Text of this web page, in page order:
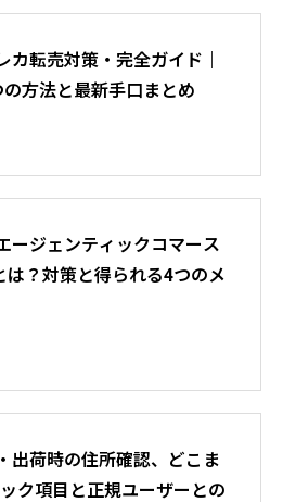
カ転売対策・完全ガイド｜
方法と最新手口まとめ
ージェンティックコマース
は？対策と得られる4つのメ
出荷時の住所確認、どこま
ク項目と正規ユーザーとの